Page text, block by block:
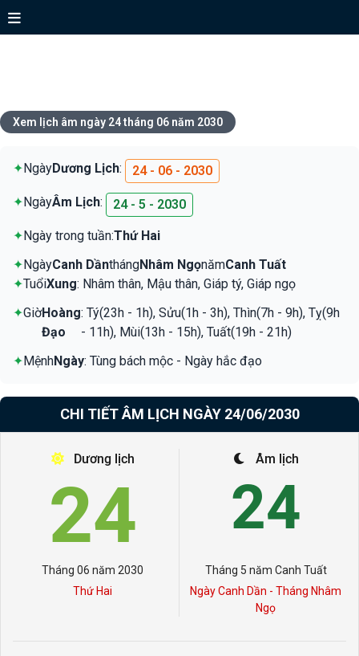
Xem lịch âm ngày 24 tháng 06 năm 2030
✦NgàyDương Lịch: 24 - 06 - 2030
✦NgàyÂm Lịch: 24 - 5 - 2030
✦Ngày trong tuần:Thứ Hai
✦NgàyCanh DầnthángNhâm NgọnămCanh Tuất
✦TuổiXung: Nhâm thân, Mậu thân, Giáp tý, Giáp ngọ
✦GiờHoàng
Đạo
: Tý(23h - 1h), Sửu(1h - 3h), Thìn(7h - 9h), Tỵ(9h
- 11h), Mùi(13h - 15h), Tuất(19h - 21h)
✦MệnhNgày: Tùng bách mộc - Ngày hắc đạo
CHI TIẾT ÂM LỊCH NGÀY 24/06/2030
Dương lịch
24
Tháng 06 năm 2030
Thứ Hai
Âm lịch
24
Tháng 5 năm Canh Tuất
Ngày Canh Dần - Tháng Nhâm
Ngọ